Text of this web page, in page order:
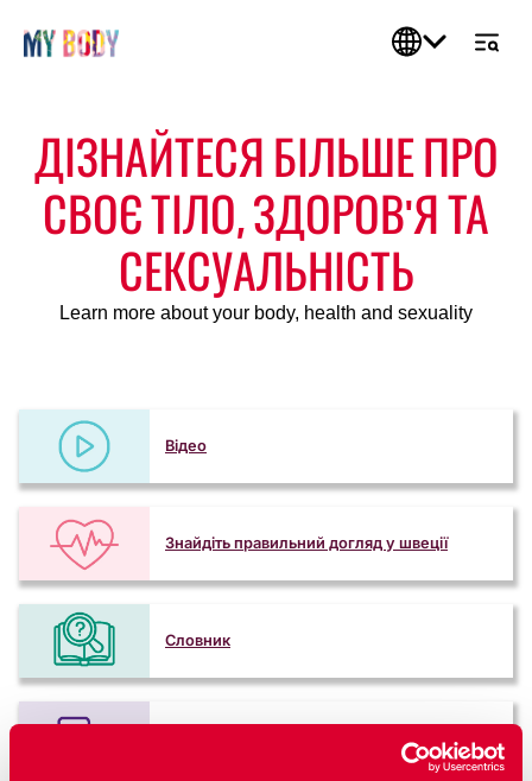
ДІЗНАЙТЕСЯ БІЛЬШЕ ПРО
СВОЄ ТІЛО, ЗДОРОВ'Я ТА
СЕКСУАЛЬНІСТЬ
Learn more about your body, health and sexuality
Відео
Знайдіть правильний догляд у швеції
Словник